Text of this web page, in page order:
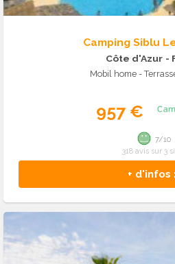
Camping Siblu
Côte d'Azur -
Mobil home -
957 €
+ d'infos
7/10
318 avis sur 3